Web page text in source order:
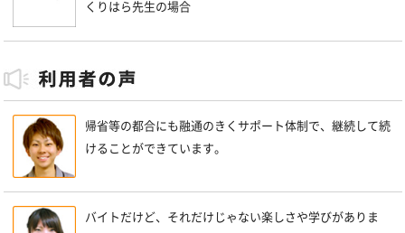
くりはら先生の場合
帰省等の都合にも融通のきくサポート体制で、継続して続
けることができています。
バイトだけど、それだけじゃない楽しさや学びがありま